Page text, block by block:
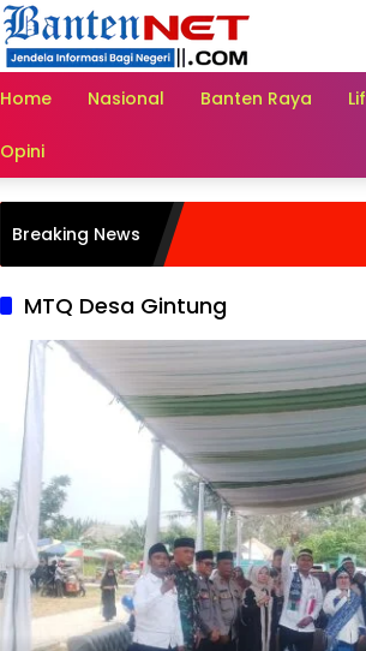
Home
Nasional Banten Raya
Opini
Breaking News
MTQ Desa Gintung